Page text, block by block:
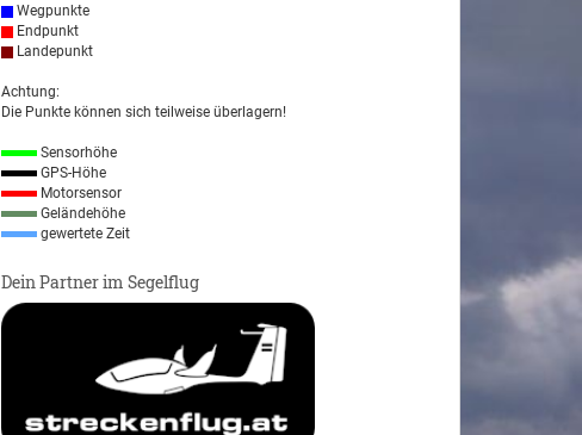
Wegpunkte
Endpunkt
Landepunkt
Achtung:
Die Punkte können sich teilweise überlagern!
Sensorhöhe
GPS-Höhe
Motorsensor
Geländehöhe
gewertete Zeit
Dein Partner im Segelflug